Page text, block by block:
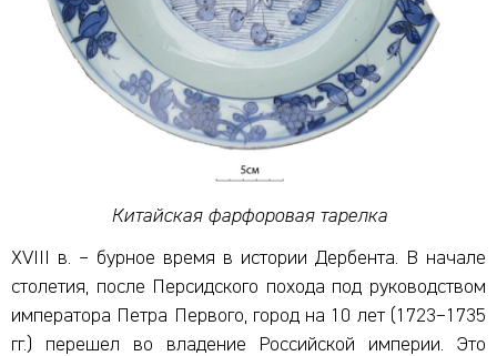
Китайская фарфоровая тарелка
XVIII в. – бурное время в истории Дербента. В начале
столетия, после Персидского похода под руководством
императора Петра Первого, город на 10 лет (1723–1735
гг.) перешел во владение Российской империи. Это